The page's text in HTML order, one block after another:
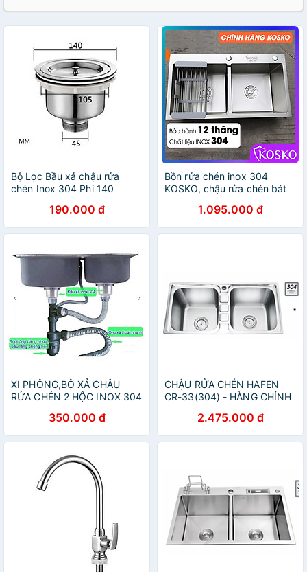
Bộ Lọc Bầu xả chậu rửa
chén Inox 304 Phi 140
190.000 đ
Bồn rửa chén inox 304
KOSKO, chậu rửa chén bát
nhiều loại vòi nước rửa chén
1.095.000 đ
XI PHÔNG,BỘ XẢ CHẬU
RỬA CHÉN 2 HỘC INOX 304
350.000 đ
CHẬU RỬA CHÉN HAFEN
CR-33(304) - HÀNG CHÍNH
2.475.000 đ